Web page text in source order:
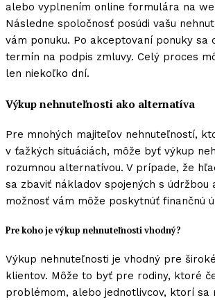
alebo vyplnením online formulára na
Následne spoločnosť posúdi vašu
vám ponuku. Po akceptovaní ponuky sa
termín na podpis zmluvy. Celý proces
len niekoľko dní.
Výkup nehnuteľnosti ako alternatíva
Pre mnohých majiteľov nehnuteľností,
v ťažkých situáciách, môže byť výkup
rozumnou alternatívou. V prípade, že
sa zbaviť nákladov spojených s údržbou
možnosť vám môže poskytnúť finančnú
Pre koho je výkup nehnuteľnosti vhodný?
Výkup nehnuteľnosti je vhodný pre
klientov. Môže to byť pre rodiny, ktoré
problémom, alebo jednotlivcov, ktorí sa